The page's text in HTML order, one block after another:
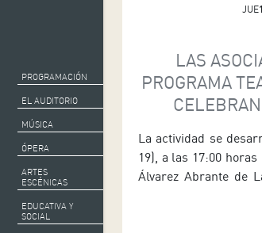
PROGRAMACIÓN
EL AUDITORIO
MÚSICA
ÓPERA
ARTES
ESCÉNICAS
EDUCATIVA Y
SOCIAL
JUE
LAS
PROGRAMA
La actividad se
19), a las 17:00
Álvarez Abrante de